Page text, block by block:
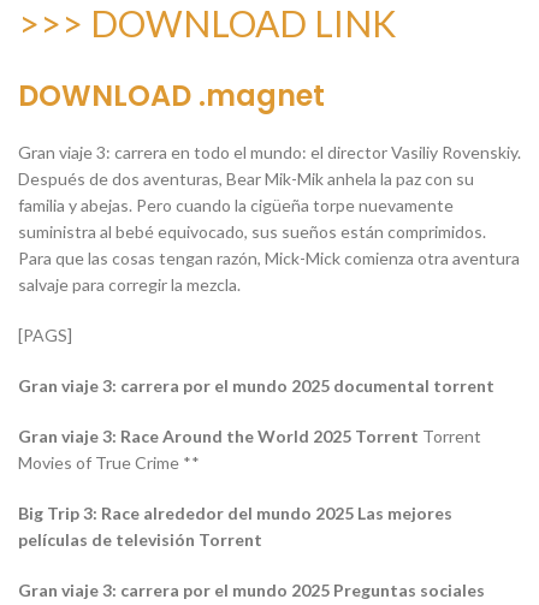
>>> DOWNLOAD LINK
DOWNLOAD .magnet
Gran viaje 3: carrera en todo el mundo: el director Vasiliy Rovenskiy.
Después de dos aventuras, Bear Mik-Mik anhela la paz con su
familia y abejas. Pero cuando la cigüeña torpe nuevamente
suministra al bebé equivocado, sus sueños están comprimidos.
Para que las cosas tengan razón, Mick-Mick comienza otra aventura
salvaje para corregir la mezcla.
[PAGS]
Gran viaje 3: carrera por el mundo 2025 documental torrent
Gran viaje 3: Race Around the World 2025 Torrent Torrent
Movies of True Crime **
Big Trip 3: Race alrededor del mundo 2025 Las mejores
películas de televisión Torrent
Gran viaje 3: carrera por el mundo 2025 Preguntas sociales